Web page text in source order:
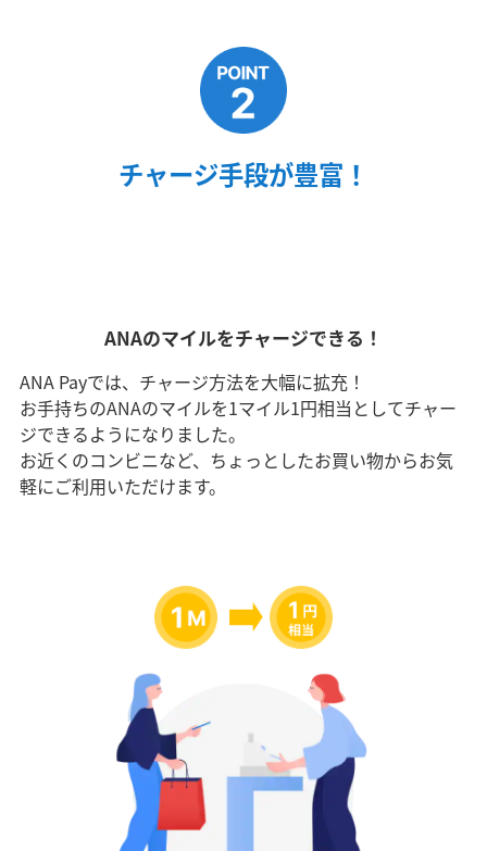
チャージ手段が豊富！
ANAのマイルをチャージできる！
ANA Payでは、チャージ方法を大幅に拡充！
お手持ちのANAのマイルを1マイル1円相当としてチャー
ジできるようになりました。
お近くのコンビニなど、ちょっとしたお買い物からお気
軽にご利用いただけます。